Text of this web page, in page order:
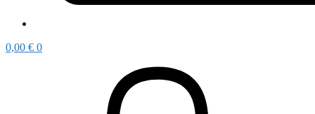
0,00 € 0